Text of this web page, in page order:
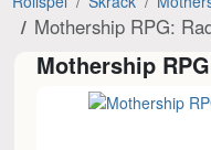
Mothership RPG:
Mothership